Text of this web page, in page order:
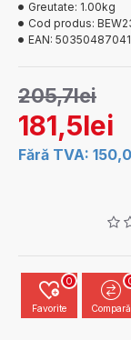
181,5lei
205,7lei
Fără TVA:
Greutate: 1.00kg
Cod produs:
EAN:
Favorite
0
Compară